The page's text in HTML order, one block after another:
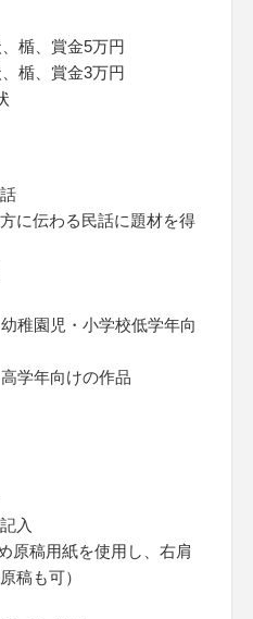
楯、賞金5万円
楯、賞金3万円
に伝わる民話に題材を得
稚園児・小学校低学年向
学年向けの作品
入
原稿用紙を使用し、右肩
稿も可）